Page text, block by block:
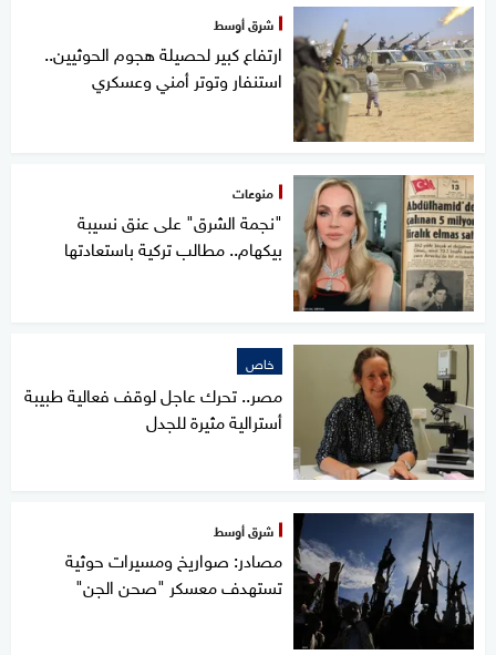
شرق أوسط
ارتفاع كبير لحصيلة هجوم الحوثيين..
استنفار وتوتر أمني وعسكري
منوعات
"نجمة الشرق" على عنق نسيبة
بيكهام.. مطالب تركية باستعادتها
خاص
مصر.. تحرك عاجل لوقف فعالية طبيبة
أسترالية مثيرة للجدل
شرق أوسط
مصادر: صواريخ ومسيرات حوثية
تستهدف معسكر "صحن الجن"